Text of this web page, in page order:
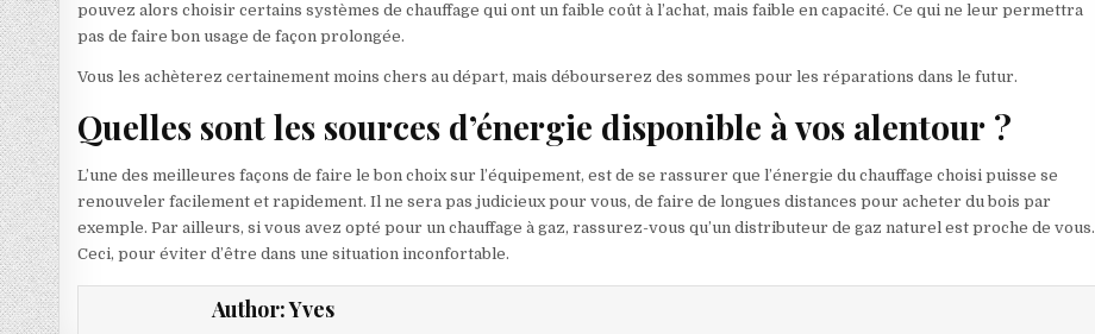
pouvez alors choisir certains systèmes de chauffage qui ont un faible coût à l’achat, mais faible en capacité. Ce qui ne leur permettra
pas de faire bon usage de façon prolongée.
Vous les achèterez certainement moins chers au départ, mais débourserez des sommes pour les réparations dans le futur.
Quelles sont les sources d’énergie disponible à vos alentour ?
L’une des meilleures façons de faire le bon choix sur l’équipement, est de se rassurer que l’énergie du chauffage choisi puisse se
renouveler facilement et rapidement. Il ne sera pas judicieux pour vous, de faire de longues distances pour acheter du bois par
exemple. Par ailleurs, si vous avez opté pour un chauffage à gaz, rassurez-vous qu’un distributeur de gaz naturel est proche de vous.
Ceci, pour éviter d’être dans une situation inconfortable.
Author:Yves